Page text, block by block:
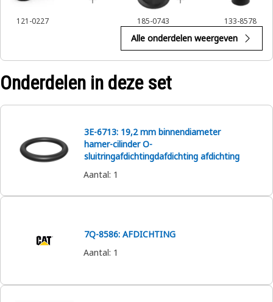
121-0227 185-0743 133-8578
Alle onderdelen weergeven
Onderdelen in deze set
3E-6713: 19,2 mm binnendiameter
hamer-cilinder O-
sluitringafdichtingdafdichting afdichting
Aantal: 1
7Q-8586: AFDICHTING
Aantal: 1